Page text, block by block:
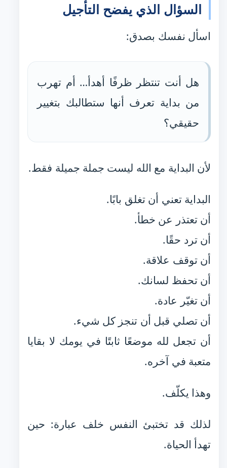
السؤال الذي يفضح التأجيل
اسأل نفسك بصدق:
هل أنت تنتظر ظرفًا أهدأ… أم تهرب
من بداية تعرف أنها ستطالبك بتغيير
حقيقي؟
لأن البداية مع الله ليست جملة جميلة فقط.
البداية تعني أن تغلق بابًا.
أن تعتذر عن خطأ.
أن ترد حقًا.
أن توقف علاقة.
أن تحفظ لسانك.
أن تغيّر عادة.
أن تصلي قبل أن تنجز كل شيء.
أن تجعل لله موضعًا ثابتًا في يومك لا بقايا
متعبة في آخره.
وهذا يكلّف.
لذلك قد تختبئ النفس خلف عبارة: حين
تهدأ الحياة.